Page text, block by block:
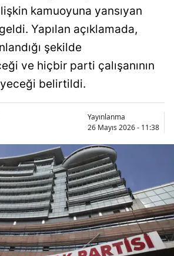
kamuoyuna yansıyan
Yapılan açıklamada,
şekilde
ve hiçbir parti çalışanının
belirtildi.
Yayınlanma
26 Mayıs 2026 - 11:38